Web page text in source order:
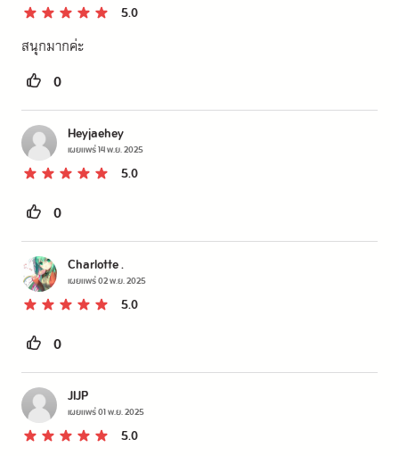
5.0
สนุกมากค่ะ
0
Heyjaehey
เผยแพร่14 พ.ย. 2025
5.0
0
Charlotte .
เผยแพร่02 พ.ย. 2025
5.0
0
JIJP
เผยแพร่01 พ.ย. 2025
5.0